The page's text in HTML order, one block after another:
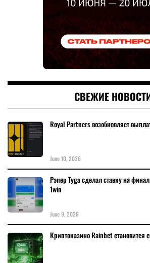
СВЕЖИЕ
Royal Partners возобновляет
June 10, 2026
Рэпер Tyga сделал ставку на
1win
June 9, 2026
Криптоказино Rainbet становится